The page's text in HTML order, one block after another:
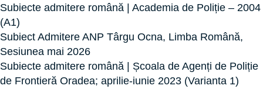
Subiecte admitere română | Academia de Poliție – 2004
(A1)
Subiect Admitere ANP Târgu Ocna, Limba Română,
Sesiunea mai 2026
Subiecte admitere română | Școala de Agenți de Poliție
de Frontieră Oradea; aprilie-iunie 2023 (Varianta 1)